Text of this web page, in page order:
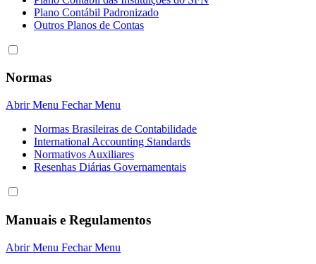
Plano Contábil Padronizado
Outros Planos de Contas
Normas
Abrir Menu Fechar Menu
Normas Brasileiras de Contabilidade
International Accounting Standards
Normativos Auxiliares
Resenhas Diárias Governamentais
Manuais e Regulamentos
Abrir Menu Fechar Menu